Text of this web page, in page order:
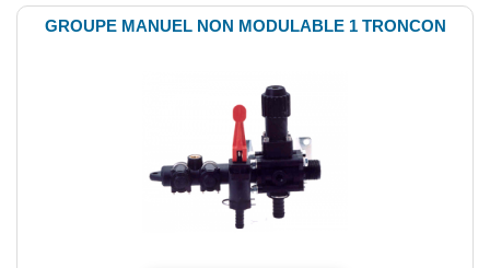
GROUPE MANUEL NON MODULABLE 1 TRONCON